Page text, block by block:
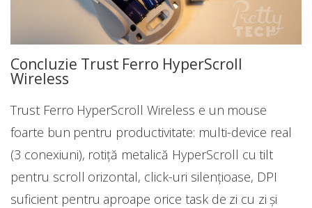
Concluzie Trust Ferro HyperScroll
Wireless
Trust Ferro HyperScroll Wireless e un mouse
foarte bun pentru productivitate: multi-device real
(3 conexiuni), rotiță metalică HyperScroll cu tilt
pentru scroll orizontal, click-uri silențioase, DPI
suficient pentru aproape orice task de zi cu zi și